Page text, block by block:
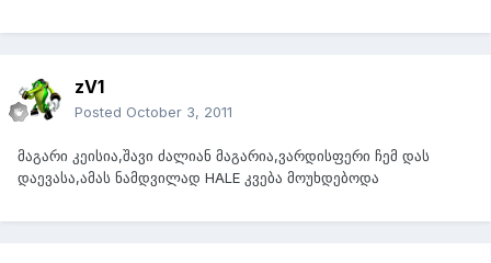
zV1
Posted October 3, 2011
მაგარი კეისია,შავი ძალიან მაგარია,ვარდისფერი ჩემ დას
დაევასა,ამას ნამდვილად HALE კვება მოუხდებოდა